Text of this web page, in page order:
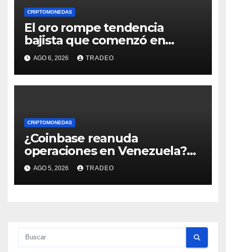
CRIPTOMONEDAS
El oro rompe tendencia
bajista que comenzó en
enero de 2026, ¿qué sigue?
AGO 6, 2026 TRADEO
CRIPTOMONEDAS
¿Coinbase reanuda
operaciones en Venezuela?
Post críptico enciende el
debate
AGO 5, 2026 TRADEO